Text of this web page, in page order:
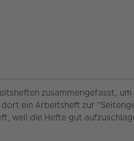
zusammengefasst,
ein Arbeitsheft zur
weil die Hefte gut